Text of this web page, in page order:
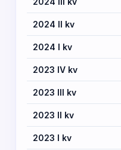
2024 II kv
2024 I kv
2023 IV kv
2023 III kv
2023 II kv
2023 I kv